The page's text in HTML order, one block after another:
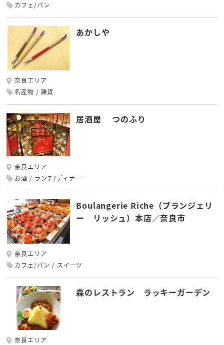
カフェ/パン
あかしや
奈良エリア
名産物
雑貨
居酒屋 つのふり
奈良エリア
お酒
ランチ/ディナー
Boulangerie Riche（ブランジェリ
ー リッシュ）本店／奈良市
奈良エリア
カフェ/パン
スイーツ
森のレストラン ラッキーガーデン
奈良エリア